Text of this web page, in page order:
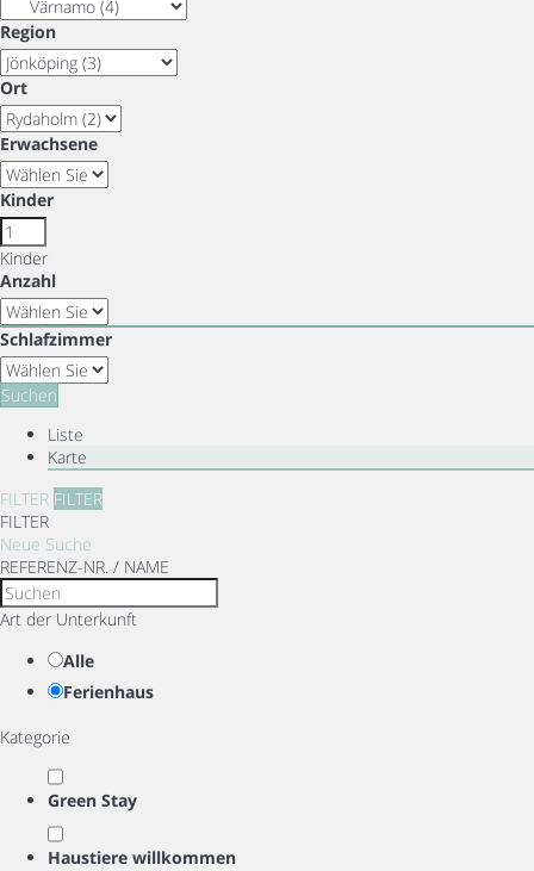
Region
Ort
Erwachsene
Kinder
Kinder
Anzahl
Schlafzimmer
Suchen
Liste
Karte
FILTER FILTER
FILTER
Neue Suche
REFERENZ-NR. / NAME
Art der Unterkunft
Alle
Ferienhaus
Kategorie
Green Stay
Haustiere willkommen